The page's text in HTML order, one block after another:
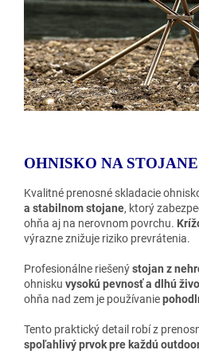
OHNISKO NA STOJANE
Kvalitné prenosné skladacie
a stabilnom stojane, ktorý
ohňa aj na nerovnom povrchu.
výrazne znižuje riziko prevrátenia.
Profesionálne riešenýstojan z
ohnisku vysokú pevnosť a dlhú
ohňa nad zem je používanie
Tento praktický detail robí z
spoľahlivý prvok pre každú